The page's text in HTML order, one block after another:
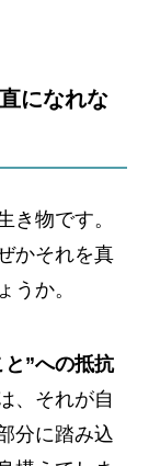
になれな
き物です。
かそれを真
うか。
”への抵抗
、それが自
分に踏み込